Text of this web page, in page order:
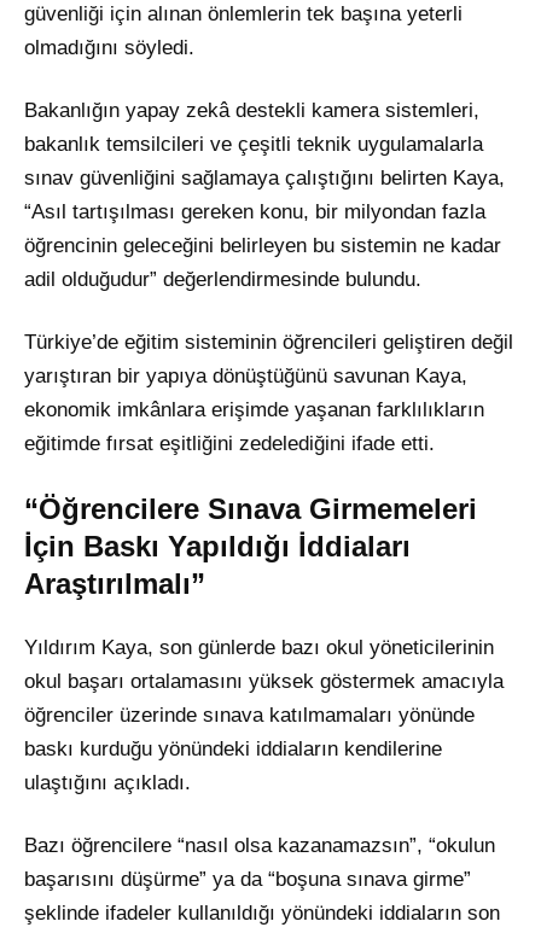
güvenliği için alınan önlemlerin tek başına yeterli
olmadığını söyledi.
Bakanlığın yapay zekâ destekli kamera sistemleri,
bakanlık temsilcileri ve çeşitli teknik uygulamalarla
sınav güvenliğini sağlamaya çalıştığını belirten Kaya,
“Asıl tartışılması gereken konu, bir milyondan fazla
öğrencinin geleceğini belirleyen bu sistemin ne kadar
adil olduğudur” değerlendirmesinde bulundu.
Türkiye’de eğitim sisteminin öğrencileri geliştiren değil
yarıştıran bir yapıya dönüştüğünü savunan Kaya,
ekonomik imkânlara erişimde yaşanan farklılıkların
eğitimde fırsat eşitliğini zedelediğini ifade etti.
“Öğrencilere Sınava Girmemeleri
İçin Baskı Yapıldığı İddiaları
Araştırılmalı”
Yıldırım Kaya, son günlerde bazı okul yöneticilerinin
okul başarı ortalamasını yüksek göstermek amacıyla
öğrenciler üzerinde sınava katılmamaları yönünde
baskı kurduğu yönündeki iddiaların kendilerine
ulaştığını açıkladı.
Bazı öğrencilere “nasıl olsa kazanamazsın”, “okulun
başarısını düşürme” ya da “boşuna sınava girme”
şeklinde ifadeler kullanıldığı yönündeki iddiaların son